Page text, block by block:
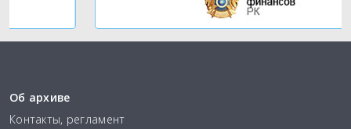
Об архиве
Контакты, регламент